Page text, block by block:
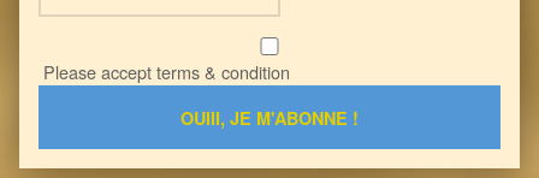
Please accept terms & condition